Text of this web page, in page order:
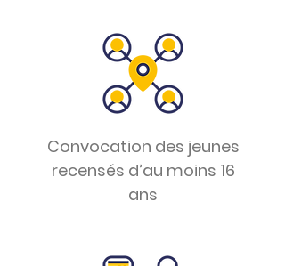
Convocation des jeunes
recensés d’au moins 16
ans